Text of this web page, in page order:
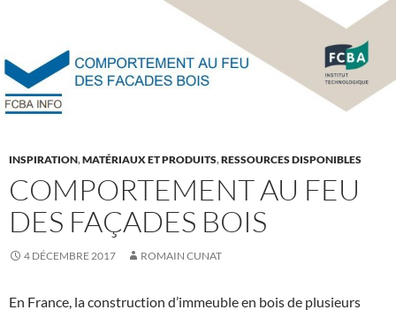
INSPIRATION,MATÉRIAUX ET PRODUITS,RESSOURCES DISPONIBLES
COMPORTEMENT AU FEU
DES FAÇADES BOIS
4 DÉCEMBRE 2017 ROMAIN CUNAT
En France, la construction d’immeuble en bois de plusieurs